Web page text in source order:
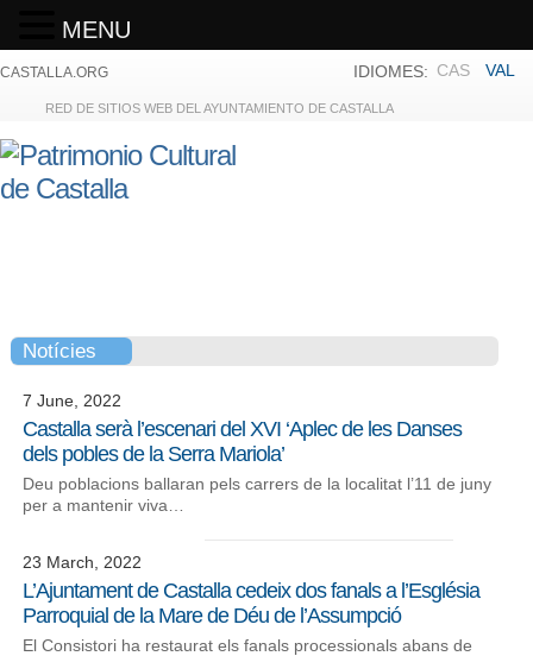
CASTALLA.ORG
RED DE SITIOS WEB DEL AYUNTAMIENTO DE CASTALLA
IDIOMES: CAS VAL
Notícies
7 June, 2022
Castalla serà l’escenari del XVI ‘Aplec de les Danses
dels pobles de la Serra Mariola’
Deu poblacions ballaran pels carrers de la localitat l’11 de juny
per a mantenir viva…
23 March, 2022
L’Ajuntament de Castalla cedeix dos fanals a l’Església
Parroquial de la Mare de Déu de l’Assumpció
El Consistori ha restaurat els fanals processionals abans de
MENU